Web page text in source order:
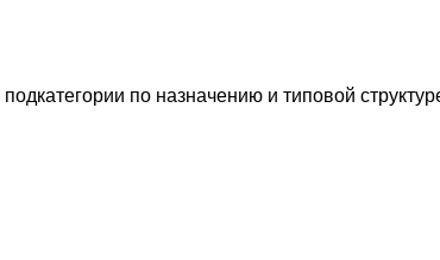
по назначению и типовой